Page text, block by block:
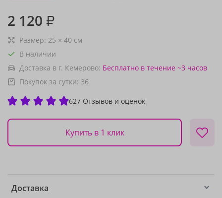
2 120 ₽
Размер: 25 × 40 см
В наличии
Доставка в г. Кемерово: Бесплатно в течение ~3 часов
Покупок за сутки: 36
627 Отзывов и оценок
Купить в 1 клик
Доставка